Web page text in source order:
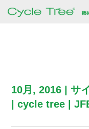
10月, 2016 | サ
| cycle tree |